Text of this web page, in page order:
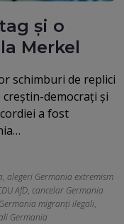
și o
Merkel
schimburi de replici
democrați și
a fost
, alegeri Germania extremism
AfD, cancelar Germania
migranți ilegali,
Germania